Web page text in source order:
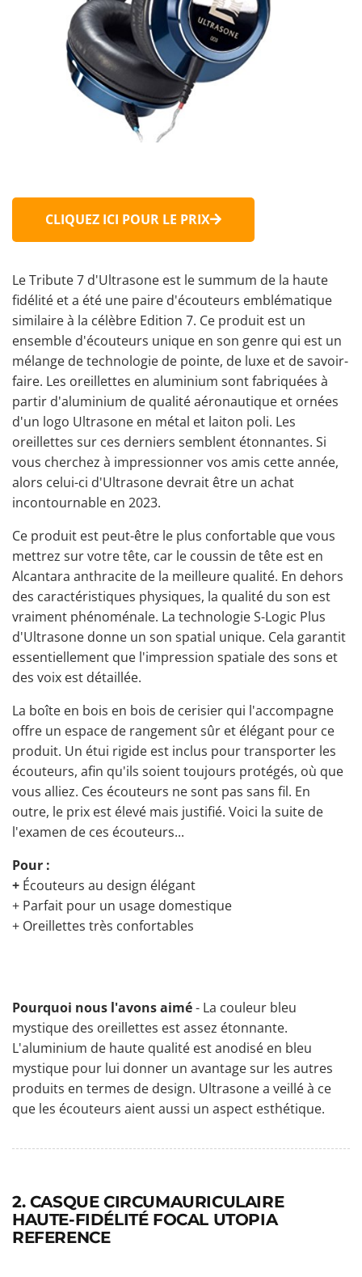
CLIQUEZ ICI POUR LE PRIX
Le Tribute 7 d'Ultrasone est le summum de la haute
fidélité et a été une paire d'écouteurs emblématique
similaire à la célèbre Edition 7. Ce produit est un
ensemble d'écouteurs unique en son genre qui est un
mélange de technologie de pointe, de luxe et de savoir-
faire. Les oreillettes en aluminium sont fabriquées à
partir d'aluminium de qualité aéronautique et ornées
d'un logo Ultrasone en métal et laiton poli. Les
oreillettes sur ces derniers semblent étonnantes. Si
vous cherchez à impressionner vos amis cette année,
alors celui-ci d'Ultrasone devrait être un achat
incontournable en 2023.
Ce produit est peut-être le plus confortable que vous
mettrez sur votre tête, car le coussin de tête est en
Alcantara anthracite de la meilleure qualité. En dehors
des caractéristiques physiques, la qualité du son est
vraiment phénoménale. La technologie S-Logic Plus
d'Ultrasone donne un son spatial unique. Cela garantit
essentiellement que l'impression spatiale des sons et
des voix est détaillée.
La boîte en bois en bois de cerisier qui l'accompagne
offre un espace de rangement sûr et élégant pour ce
produit. Un étui rigide est inclus pour transporter les
écouteurs, afin qu'ils soient toujours protégés, où que
vous alliez. Ces écouteurs ne sont pas sans fil. En
outre, le prix est élevé mais justifié. Voici la suite de
l'examen de ces écouteurs...
Pour :
+ Écouteurs au design élégant
+ Parfait pour un usage domestique
+ Oreillettes très confortables
Pourquoi nous l'avons aimé- La couleur bleu
mystique des oreillettes est assez étonnante.
L'aluminium de haute qualité est anodisé en bleu
mystique pour lui donner un avantage sur les autres
produits en termes de design. Ultrasone a veillé à ce
que les écouteurs aient aussi un aspect esthétique.
2. CASQUE CIRCUMAURICULAIRE
HAUTE-FIDÉLITÉ FOCAL UTOPIA
REFERENCE